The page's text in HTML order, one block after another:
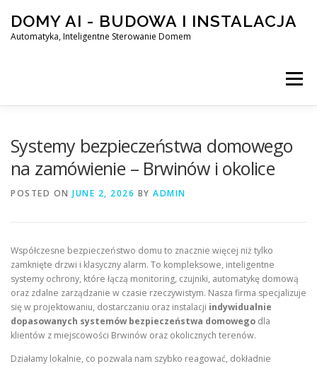
content
DOMY AI - BUDOWA I INSTALACJA
Automatyka, Inteligentne Sterowanie Domem
Menu
Systemy bezpieczeństwa domowego
na zamówienie – Brwinów i okolice
POSTED ON JUNE 2, 2026 BY ADMIN
Współczesne bezpieczeństwo domu to znacznie więcej niż tylko
zamknięte drzwi i klasyczny alarm. To kompleksowe, inteligentne
systemy ochrony, które łączą monitoring, czujniki, automatykę domową
oraz zdalne zarządzanie w czasie rzeczywistym. Nasza firma specjalizuje
się w projektowaniu, dostarczaniu oraz instalacji indywidualnie
dopasowanych systemów bezpieczeństwa domowego dla
klientów z miejscowości Brwinów oraz okolicznych terenów.
Działamy lokalnie, co pozwala nam szybko reagować, dokładnie